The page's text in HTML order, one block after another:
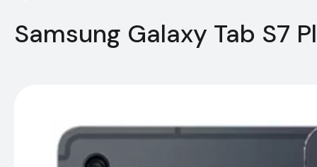
Samsung Galaxy Tab S7